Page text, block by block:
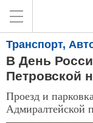
Транспорт,
В День
Петровской
Проезд и
Адмиралтейской